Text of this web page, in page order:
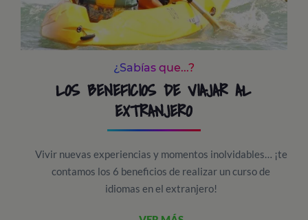
¿Sabías que...?
LOS BENEFICIOS DE VIAJAR AL
EXTRANJERO
Vivir nuevas experiencias y momentos inolvidables… ¡te
contamos los 6 beneficios de realizar un curso de
idiomas en el extranjero!